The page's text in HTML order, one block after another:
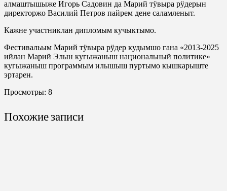
алмаштышыже Игорь Садовин да Марий тӱвыра рӱдерын
директоржо Василий Петров пайрем дене саламленыт.
Кажне участниклан дипломым кучыктымо.
Фестивальым Марий тӱвыра рӱдер кудымшо гана «2013-2025
ийлан Марий Элын кугыжаныш национальный политике»
кугыжаныш программым илышыш пуртымо кышкарыште
эртарен.
Просмотры: 8
Похожие записи